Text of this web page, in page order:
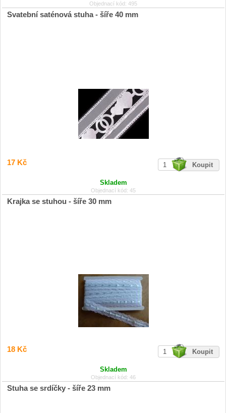
Objednací kód: 495
Svatební saténová stuha - šíře 40 mm
17 Kč
Skladem
Objednací kód: 45
Krajka se stuhou - šíře 30 mm
18 Kč
Skladem
Objednací kód: 46
Stuha se srdíčky - šíře 23 mm